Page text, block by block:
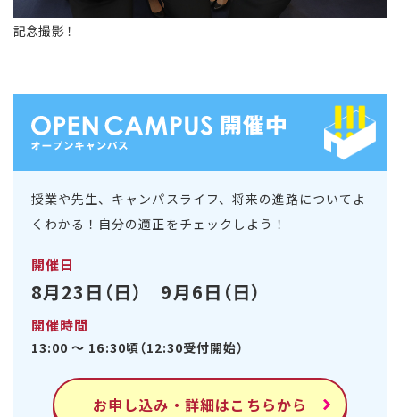
記念撮影！
授業や先生、キャンパスライフ、将来の進路についてよ
くわかる！自分の適正をチェックしよう！
開催日
8月23日（日） 9月6日（日）
開催時間
13:00 ～ 16:30頃（12:30受付開始）
お申し込み・詳細はこちらから